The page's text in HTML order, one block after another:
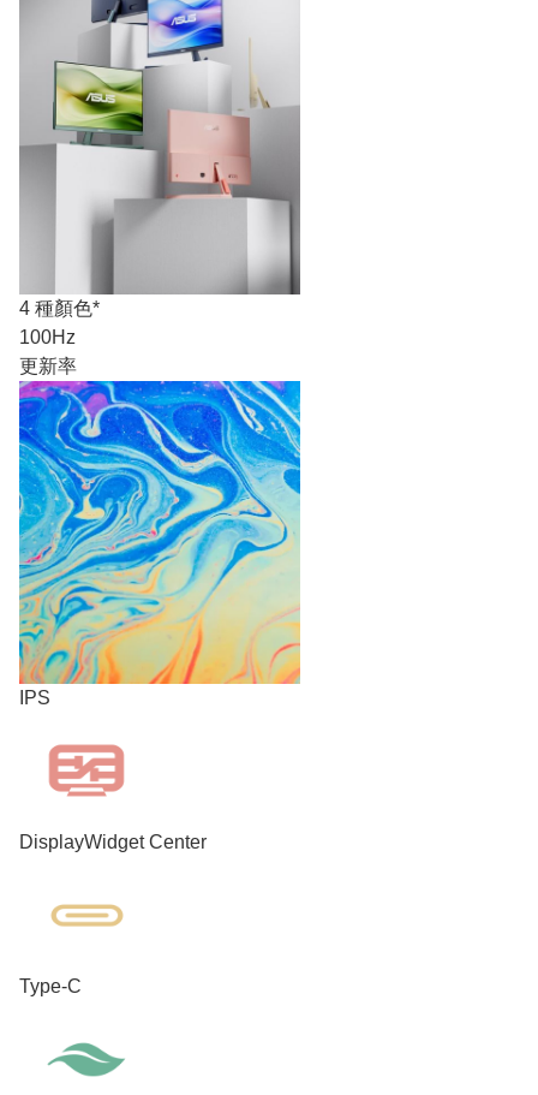
4 種顏色*
100Hz
更新率
IPS
DisplayWidget Center
Type-C